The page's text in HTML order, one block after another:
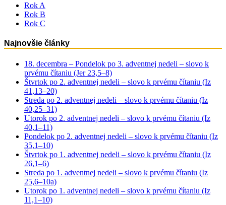
Rok A
Rok B
Rok C
Najnovšie články
18. decembra – Pondelok po 3. adventnej nedeli – slovo k
prvému čítaniu (Jer 23,5–8)
Štvrtok po 2. adventnej nedeli – slovo k prvému čítaniu (Iz
41,13–20)
Streda po 2. adventnej nedeli – slovo k prvému čítaniu (Iz
40,25–31)
Utorok po 2. adventnej nedeli – slovo k prvému čítaniu (Iz
40,1–11)
Pondelok po 2. adventnej nedeli – slovo k prvému čítaniu (Iz
35,1–10)
Štvrtok po 1. adventnej nedeli – slovo k prvému čítaniu (Iz
26,1–6)
Streda po 1. adventnej nedeli – slovo k prvému čítaniu (Iz
25,6–10a)
Utorok po 1. adventnej nedeli – slovo k prvému čítaniu (Iz
11,1–10)